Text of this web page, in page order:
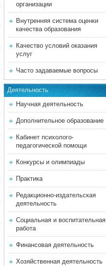
организации
Внутренняя система оценки
качества образования
Качество условий оказания
услуг
Часто задаваемые вопросы
Деятельность
Научная деятельность
Дополнительное образование
Кабинет психолого-
педагогической помощи
Конкурсы и олимпиады
Практика
Редакционно-издательская
деятельность
Социальная и воспитательная
работа
Финансовая деятельность
Хозяйственная деятельность